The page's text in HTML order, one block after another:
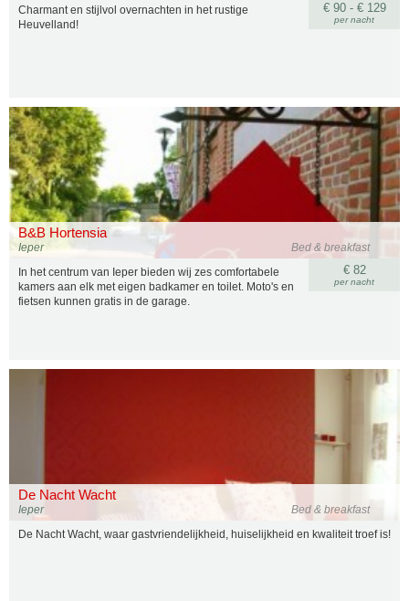
€ 90 - € 129
per nacht
Charmant en stijlvol overnachten in het rustige
Heuvelland!
B&B Hortensia
Bed & breakfast
Ieper
€ 82
per nacht
In het centrum van Ieper bieden wij zes comfortabele
kamers aan elk met eigen badkamer en toilet. Moto's en
fietsen kunnen gratis in de garage.
De Nacht Wacht
Bed & breakfast
Ieper
De Nacht Wacht, waar gastvriendelijkheid, huiselijkheid en kwaliteit troef is!